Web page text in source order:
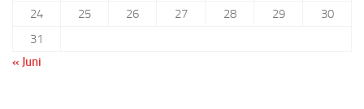
24
25 26 27 28 29
30
31
« Juni